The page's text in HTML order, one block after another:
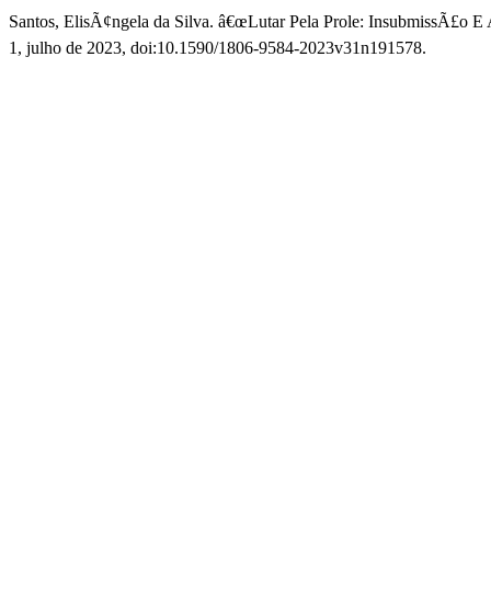
Santos, ElisÃ¢ngela da Silva. â€œLutar Pela Prole: InsubmissÃ£o E
1, julho de 2023, doi:10.1590/1806-9584-2023v31n191578.